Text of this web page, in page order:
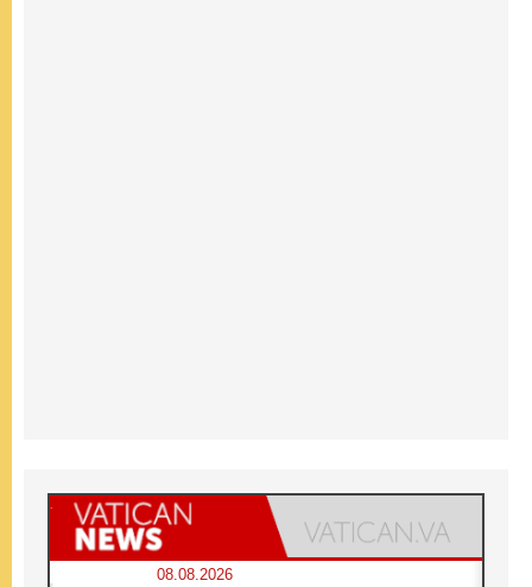
08.08.2026